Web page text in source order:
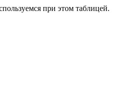
при этом таблицей.